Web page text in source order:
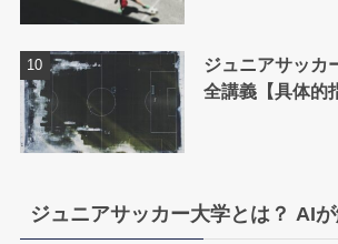
ジュニアサッカ
全講義【具体的
ジュニアサッカー大学とは？ AIが